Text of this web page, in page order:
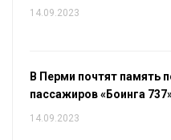
14.09.2023
В Перми почтят память
пассажиров «Боинга
14.09.2023